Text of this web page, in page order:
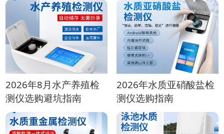
2026年8月水产养殖检
测仪选购避坑指南
2026年水质亚硝酸盐检
测仪选购指南